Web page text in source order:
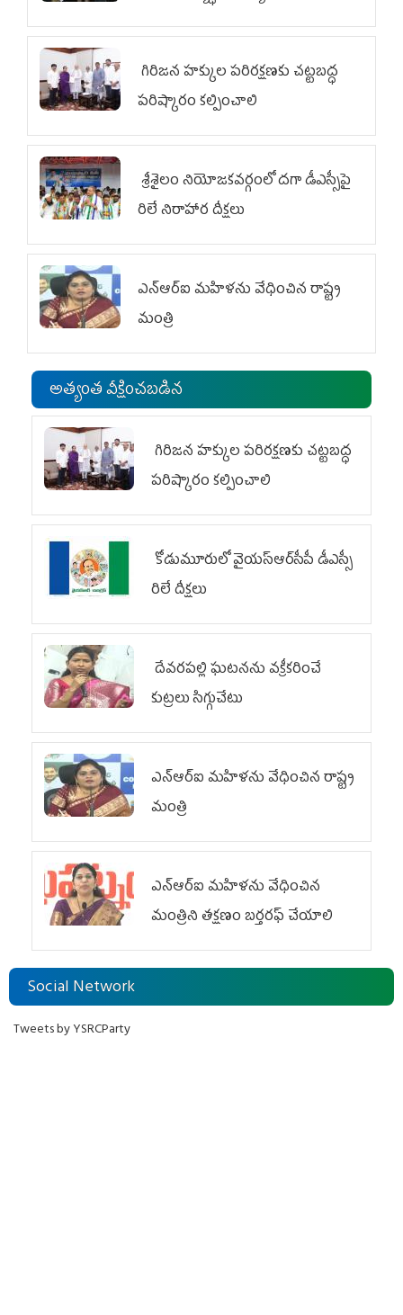
జేఏసీ
గిరిజన హక్కుల పరిరక్షణకు చట్టబద్ధ
పరిష్కారం కల్పించాలి
శ్రీశైలం నియోజకవర్గంలో దగా డీఎస్సీపై
రిలే నిరాహార దీక్షలు
ఎన్‌ఆర్‌ఐ మహిళను వేధించిన రాష్ట్ర
మంత్రి
అత్యంత వీక్షించబడిన
గిరిజన హక్కుల పరిరక్షణకు చట్టబద్ధ
పరిష్కారం కల్పించాలి
కోడుమూరులో వైయ‌స్ఆర్‌సీపీ డీఎస్సీ
రిలే దీక్షలు
దేవరపల్లి ఘటనను వక్రీకరించే
కుట్రలు సిగ్గుచేటు
ఎన్‌ఆర్‌ఐ మహిళను వేధించిన రాష్ట్ర
మంత్రి
ఎన్ఆర్ఐ మహిళను వేధించిన
మంత్రిని త‌క్ష‌ణం బ‌ర్త‌ర‌ఫ్ చేయాలి
Social Network
Tweets by YSRCParty